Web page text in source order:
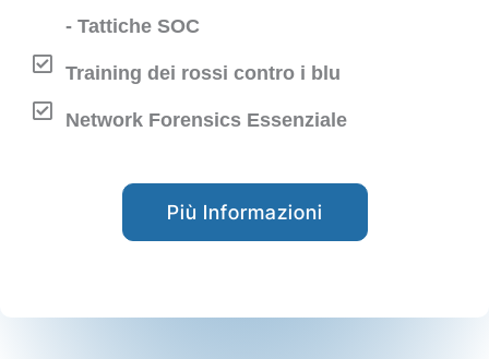
- Tattiche SOC
Training dei rossi contro i blu
Network Forensics Essenziale
Più Informazioni